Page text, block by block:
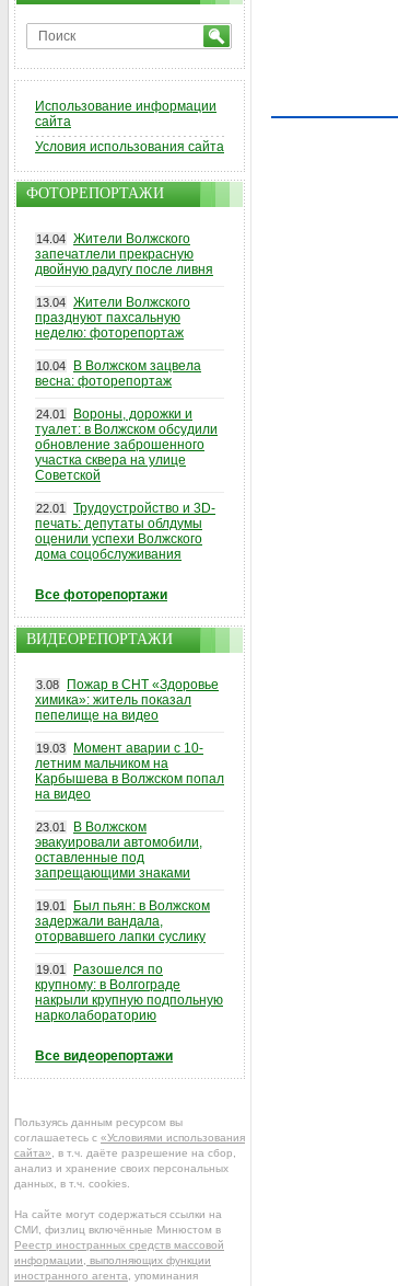
Использование информации
сайта
Условия использования сайта
ФОТОРЕПОРТАЖИ
14.04 Жители Волжского
запечатлели прекрасную
двойную радугу после ливня
13.04 Жители Волжского
празднуют пахсальную
неделю: фоторепортаж
10.04
В Волжском зацвела
весна: фоторепортаж
24.01
Вороны, дорожки и
туалет: в Волжском обсудили
обновление заброшенного
участка сквера на улице
Советской
22.01
Трудоустройство и 3D-
печать: депутаты облдумы
оценили успехи Волжского
дома соцобслуживания
Все фоторепортажи
ВИДЕОРЕПОРТАЖИ
3.08
Пожар в СНТ «Здоровье
химика»: житель показал
пепелище на видео
19.03
Момент аварии с 10-
летним мальчиком на
Карбышева в Волжском попал
на видео
23.01
В Волжском
эвакуировали автомобили,
оставленные под
запрещающими знаками
19.01
Был пьян: в Волжском
задержали вандала,
оторвавшего лапки суслику
19.01
Разошелся по
крупному: в Волгограде
накрыли крупную подпольную
нарколабораторию
Все видеорепортажи
Пользуясь данным ресурсом вы
соглашаетесь с «Условиями использования
сайта» , в т.ч. даёте разрешение на сбор,
анализ и хранение своих персональных
данных, в т.ч. cookies.
На сайте могут содержаться ссылки на
СМИ, физлиц включённые Минюстом в
Реестр иностранных средств массовой
информации, выполняющих функции
иностранного агента , упоминания